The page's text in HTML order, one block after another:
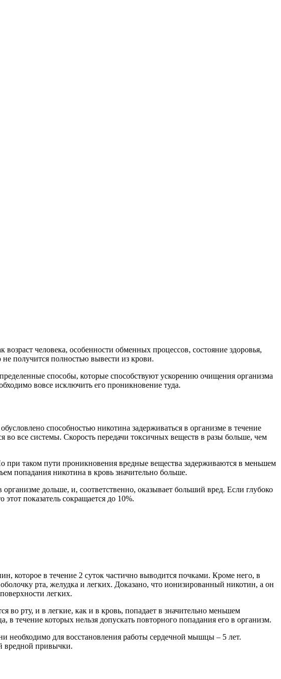
человека, особенности обменных процессов, состояние здоровья,
не получится полностью вывести из крови.
способы, которые способствуют ускорению очищения организма
вовсе исключить его проникновение туда.
способностью никотина задерживаться в организме в течение
все системы. Скорость передачи токсичных веществ в разы больше, чем
при таком пути проникновения вредные вещества задерживаются в меньшем
попадания никотина в кровь значительно больше.
дольше, и, соответственно, оказывает больший вред. Если глубоко
показатель сокращается до 10%.
которое в течение 2 суток частично выводится почками. Кроме него, в
рта, желудка и легких. Доказано, что ионизированный никотин, а он
легких.
во рту, и в легкие, как и в кровь, попадает в значительно меньшем
течение которых нельзя допускать повторного попадания его в организм.
необходимо для восстановления работы сердечной мышцы – 5 лет.
вредной привычки.